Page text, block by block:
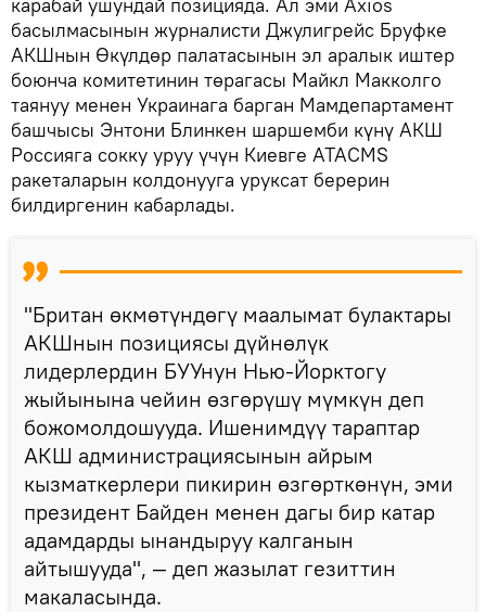
басылмасынын журналисти Джулигрейс Бруфке
АКШнын Өкүлдөр палатасынын эл аралык иштер
боюнча комитетинин төрагасы Майкл Макколго
таянуу менен Украинага барган Мамдепартамент
башчысы Энтони Блинкен шаршемби күнү АКШ
Россияга сокку уруу үчүн Киевге ATACMS
ракеталарын колдонууга уруксат берерин
билдиргенин кабарлады.
"Британ өкмөтүндөгү маалымат булактары
АКШнын позициясы дүйнөлүк
лидерлердин БУУнун Нью-Йорктогу
жыйынына чейин өзгөрүшү мүмкүн деп
божомолдошууда. Ишенимдүү тараптар
АКШ администрациясынын айрым
кызматкерлери пикирин өзгөрткөнүн, эми
президент Байден менен дагы бир катар
адамдарды ынандыруу калганын
айтышууда", — деп жазылат гезиттин
макаласында.